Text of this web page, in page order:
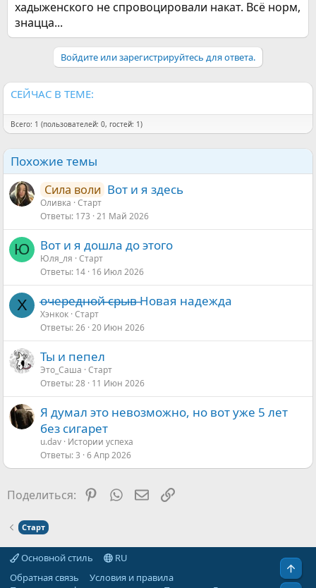
хадыженского не спровоцировали накат. Всё норм,
знацца...
Войдите или зарегистрируйтесь для ответа.
СЕЙЧАС В ТЕМЕ:
Всего: 1 (пользователей: 0, гостей: 1)
Похожие темы
Сила воли Вот и я здесь
Оливка Старт
Ответы 173 21 Май 2026
Ю Вот и я дошла до этого
Юля_ля Старт
Ответы 14 16 Июл 2026
Х о̶ч̶е̶р̶е̶д̶н̶о̶й̶ ̶̶с̶р̶ы̶в̶ Новая надежда
Хэнкок Старт
Ответы 26 20 Июн 2026
Ты и пепел
Это_Саша Старт
Ответы 28 11 Июн 2026
Я думал это невозможно, но вот уже 5 лет
без сигарет
u.dav Истории успеха
Ответы 3 6 Апр 2026
Поделиться: Pinterest
WhatsAppЭлектронная почта
Ссылка
Старт
Основной стиль
RU
Обратная связь
Условия и правила